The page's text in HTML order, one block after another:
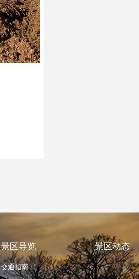
景区导览 景区动态
交通指南